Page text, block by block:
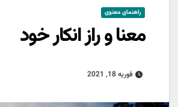
راهنمای معنوی
معنا و راز انکار خود
فوریه 18, 2021